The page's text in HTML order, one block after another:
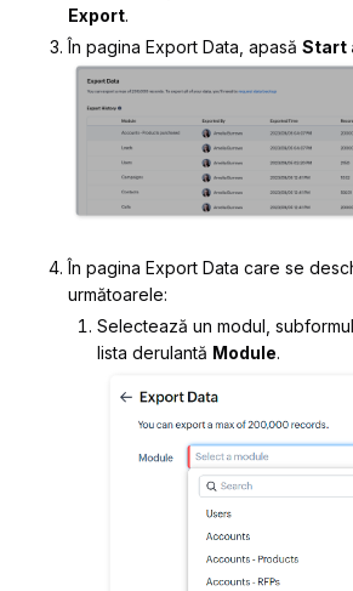
Export.
În pagina Export Data , apasă Start
În pagina Export Data care se
următoarele:
Selectează un modul,
lista derulantă Module.